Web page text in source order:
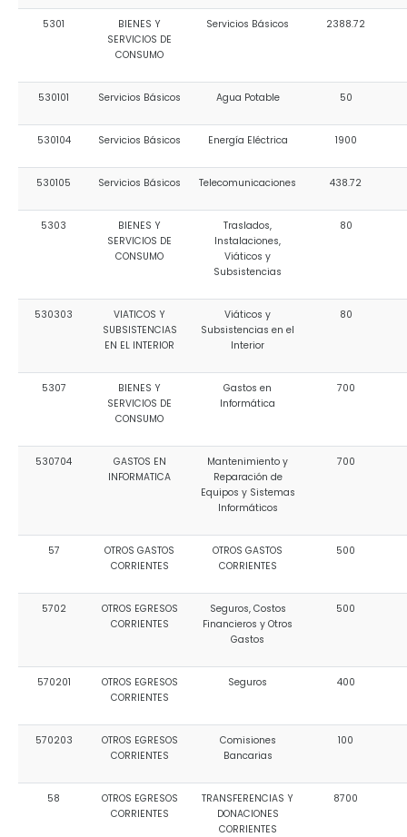
5301
BIENES Y
SERVICIOS DE
CONSUMO
Servicios Básicos 2388.72
530101 Servicios Básicos Agua Potable 50
530104 Servicios Básicos Energía Eléctrica 1900
530105 Servicios Básicos Telecomunicaciones 438.72
5303
BIENES Y
SERVICIOS DE
CONSUMO
Traslados,
Instalaciones,
Viáticos y
Subsistencias
80
530303
VIATICOS Y
SUBSISTENCIAS
EN EL INTERIOR
Viáticos y
Subsistencias en el
Interior
80
5307
BIENES Y
SERVICIOS DE
CONSUMO
Gastos en
Informática
700
530704
GASTOS EN
INFORMATICA
Mantenimiento y
Reparación de
Equipos y Sistemas
Informáticos
700
57
OTROS GASTOS
CORRIENTES
OTROS GASTOS
CORRIENTES
500
5702
OTROS EGRESOS
CORRIENTES
Seguros, Costos
Financieros y Otros
Gastos
500
570201
OTROS EGRESOS
CORRIENTES
Seguros 400
570203
OTROS EGRESOS
CORRIENTES
Comisiones
Bancarias
100
58
OTROS EGRESOS
CORRIENTES
TRANSFERENCIAS Y
DONACIONES
CORRIENTES
8700